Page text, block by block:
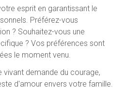
esprit en garantissant le
Préférez-vous
? Souhaitez-vous une
? Vos préférences sont
le moment venu.
demande du courage,
d'amour envers votre famille.